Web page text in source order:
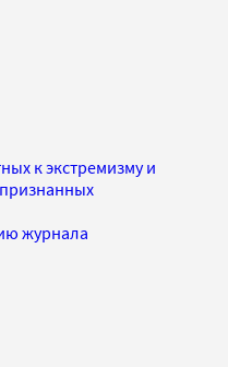
к экстремизму и
журнала